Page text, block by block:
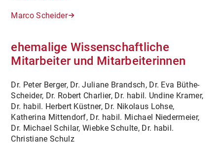
Marco Scheider
ehemalige Wissenschaftliche
Mitarbeiter und Mitarbeiterinnen
Dr. Peter Berger, Dr. Juliane Brandsch, Dr. Eva Büthe-
Scheider, Dr. Robert Charlier, Dr. habil. Undine Kramer,
Dr. habil. Herbert Küstner, Dr. Nikolaus Lohse,
Katherina Mittendorf, Dr. habil. Michael Niedermeier,
Dr. Michael Schilar, Wiebke Schulte, Dr. habil.
Christiane Schulz